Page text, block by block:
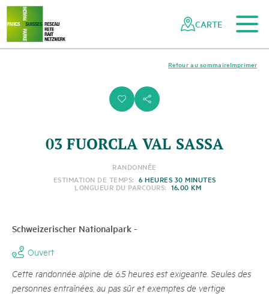
Naviguer
dans
réseau
Navigation
rapide
Vers le contenu principal
Vers la navigation mobile
Vers la recherche
Vers la zone des pieds
Vers le plan du site
CARTE
i s
Imprimer
Retour au sommaire
03 FUORCLA VAL SASSA
RANDONNÉE
ESTIMATION DE TEMPS: 6 HEURES 30 MINUTES
LONGUEUR DU PARCOURS: 16.00 KM
Schweizerischer Nationalpark -
Ouvert
Cette randonnée alpine de 6.5 heures est exigeante. Seules des
personnes entraînées, au pas sûr et exemptes de vertige